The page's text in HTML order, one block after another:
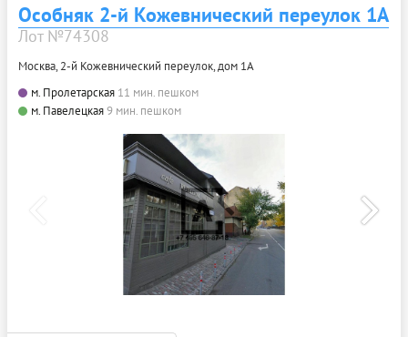
Особняк 2-й Кожевнический переулок 1А
Лот №74308
Москва, 2-й Кожевнический переулок, дом 1А
м. Пролетарская 11 мин. пешком
м. Павелецкая9 мин. пешком